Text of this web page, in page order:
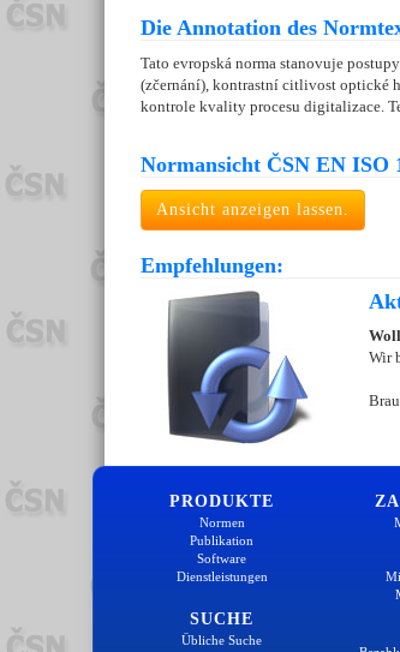
Die Annotation des
Tato evropská norma stanovuje
(zčernání), kontrastní citlivost optické
kontrole kvality procesu digitalizace.
Normansicht ČSN EN ISO
Ansicht anzeigen lassen.
Empfehlungen:
Wir
PRODUKTE
Normen
Publikation
Software
Dienstleistungen
SUCHE
Übliche Suche